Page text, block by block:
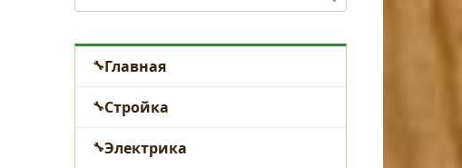
Главная
Стройка
Электрика